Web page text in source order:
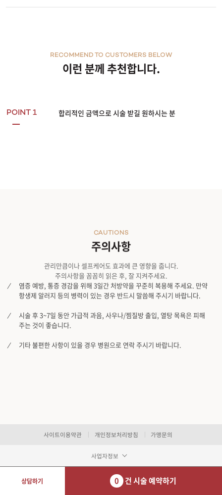
이런 분께 추천합니다.
RECOMMEND TO CUSTOMERS BELOW
POINT 1 합리적인 금액으로 시술 받길 원하시는 분
주의사항
CAUTIONS
관리만큼이나 셀프케어도 효과에 큰 영향을 줍니다.
주의사항을 꼼꼼히 읽은 후, 잘 지켜주세요.
염증 예방, 통증 경감을 위해 3일간 처방약을 꾸준히 복용해 주세요. 만약
항생제 알러지 등의 병력이 있는 경우 반드시 말씀해 주시기 바랍니다.
시술 후 3~7일 동안 가급적 과음, 사우나/찜질방 출입, 열탕 목욕은 피해
주는 것이 좋습니다.
기타 불편한 사항이 있을 경우 병원으로 연락 주시기 바랍니다.
사이트이용약관 개인정보처리방침 가맹문의
사업자정보
상담하기 0 건 시술 예약하기